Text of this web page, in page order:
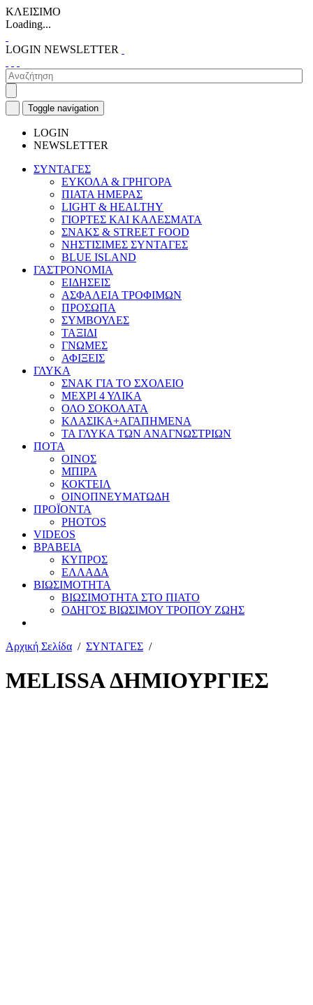
ΚΛΕΙΣΙΜΟ
Loading...
LOGIN NEWSLETTER
Toggle navigation
LOGIN
NEWSLETTER
ΣΥΝΤΑΓΕΣ
ΕΥΚΟΛΑ & ΓΡΗΓΟΡΑ
ΠΙΑΤΑ ΗΜΕΡΑΣ
LIGHT & HEALTHY
ΓΙΟΡΤΕΣ ΚΑΙ ΚΑΛΕΣΜΑΤΑ
ΣΝΑΚΣ & STREET FOOD
ΝΗΣΤΙΣΙΜΕΣ ΣΥΝΤΑΓΕΣ
BLUE ISLAND
ΓΑΣΤΡΟΝΟΜΙΑ
ΕΙΔΗΣΕΙΣ
ΑΣΦΑΛΕΙΑ ΤΡΟΦΙΜΩΝ
ΠΡΟΣΩΠΑ
ΣΥΜΒΟΥΛΕΣ
ΤΑΞΙΔΙ
ΓΝΩΜΕΣ
ΑΦΙΞΕΙΣ
ΓΛΥΚΑ
ΣΝΑΚ ΓΙΑ ΤΟ ΣΧΟΛΕΙΟ
ΜΕΧΡΙ 4 ΥΛΙΚΑ
ΟΛΟ ΣΟΚΟΛΑΤΑ
ΚΛΑΣΙΚΑ+ΑΓΑΠΗΜΕΝΑ
ΤΑ ΓΛΥΚΑ ΤΩΝ ΑΝΑΓΝΩΣΤΡΙΩΝ
ΠΟΤΑ
ΟΙΝΟΣ
ΜΠΙΡΑ
ΚΟΚΤΕΙΛ
ΟΙΝΟΠΝΕΥΜΑΤΩΔΗ
ΠΡΟΪΟΝΤΑ
PHOTOS
VIDEOS
ΒΡΑΒΕΙΑ
ΚΥΠΡΟΣ
ΕΛΛΑΔΑ
ΒΙΩΣΙΜΟΤΗΤΑ
ΒΙΩΣΙΜΟΤΗΤΑ ΣΤΟ ΠΙΑΤΟ
ΟΔΗΓΟΣ ΒΙΩΣΙΜΟΥ ΤΡΟΠΟΥ ΖΩΗΣ
Αρχική Σελίδα / ΣΥΝΤΑΓΕΣ /
MELISSA ΔΗΜΙΟΥΡΓΙΕΣ